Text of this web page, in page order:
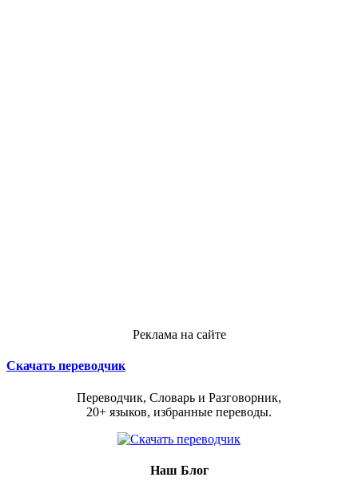
Реклама на сайте
Скачать переводчик
Переводчик, Словарь и Разговорник,
20+ языков, избранные переводы.
Наш Блог